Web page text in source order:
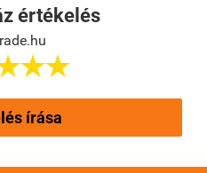
értékelés

írása